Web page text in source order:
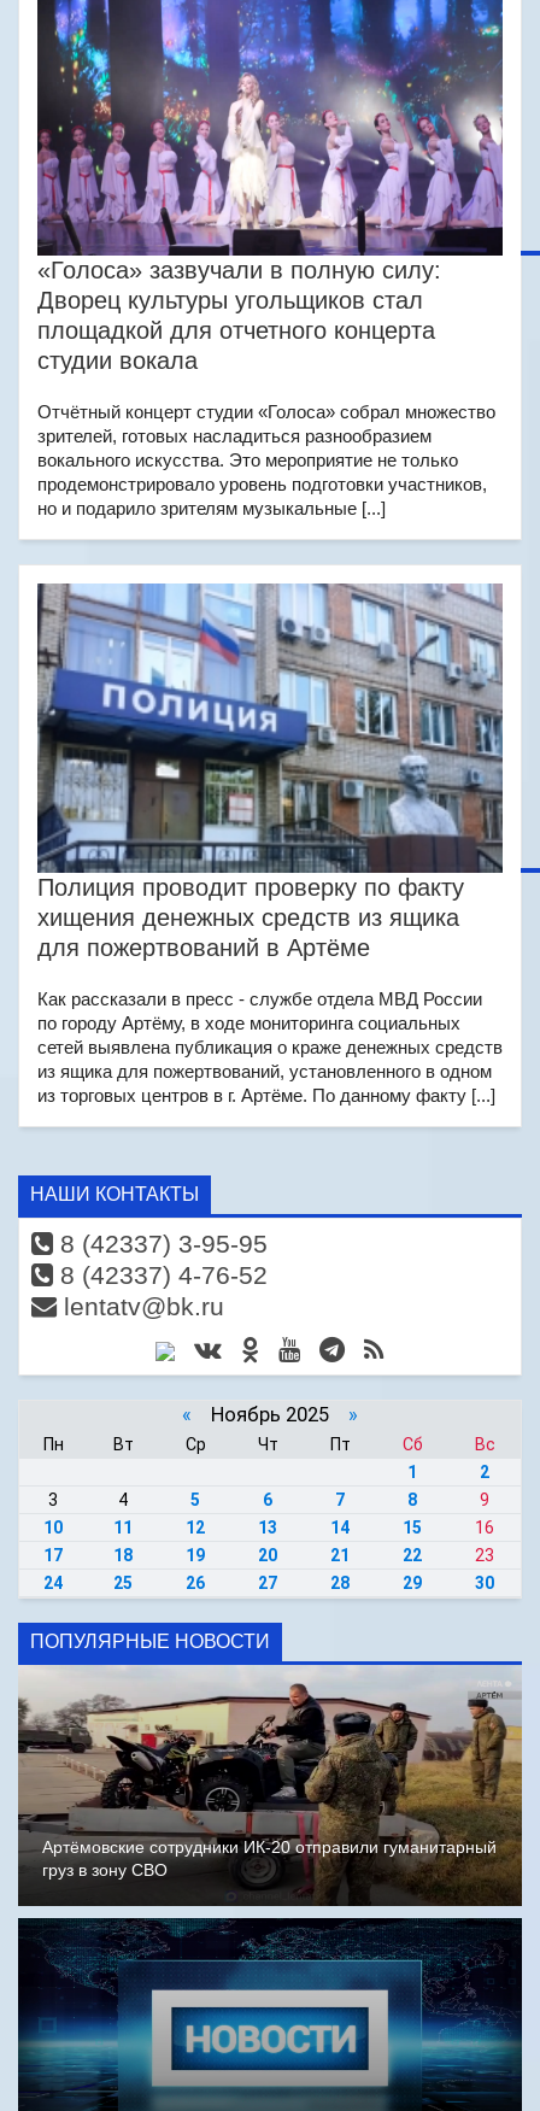
«Голоса» зазвучали в полную силу:
Дворец культуры угольщиков стал
площадкой для отчетного концерта
студии вокала
Отчётный концерт студии «Голоса» собрал множество
зрителей, готовых насладиться разнообразием
вокального искусства. Это мероприятие не только
продемонстрировало уровень подготовки участников,
но и подарило зрителям музыкальные [...]
Полиция проводит проверку по факту
хищения денежных средств из ящика
для пожертвований в Артёме
Как рассказали в пресс - службе отдела МВД России
по городу Артёму, в ходе мониторинга социальных
сетей выявлена публикация о краже денежных средств
из ящика для пожертвований, установленного в одном
из торговых центров в г. Артёме. По данному факту [...]
НАШИ КОНТАКТЫ
8 (42337) 3-95-95
8 (42337) 4-76-52
lentatv@bk.ru
« Ноябрь 2025 »
Пн Вт Ср Чт Пт Сб
Вс
1
2
3
4 5 6 7 8
9
10
11 12 13 14 15
16
17
18 19 20 21 22
23
24
25 26 27 28 29 30
ПОПУЛЯРНЫЕ НОВОСТИ
Артёмовские сотрудники ИК-20 отправили гуманитарный
груз в зону СВО